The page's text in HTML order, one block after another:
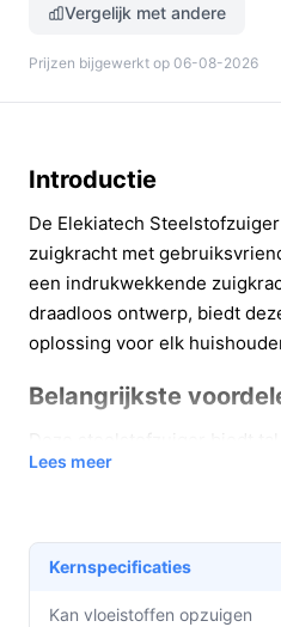
Vergelijk met andere
Prijzen bijgewerkt op 06-08-2026
Introductie
De Elekiatech
zuigkracht met
een indrukwekkende
draadloos ontwerp, biedt
oplossing voor elk
Belangrijkste
schoonmaken eenvoudiger
verwijdert deze
van diverse
vloeren.
Lees meer
Kernspecificaties
Kan vloeistoffen opzuigen